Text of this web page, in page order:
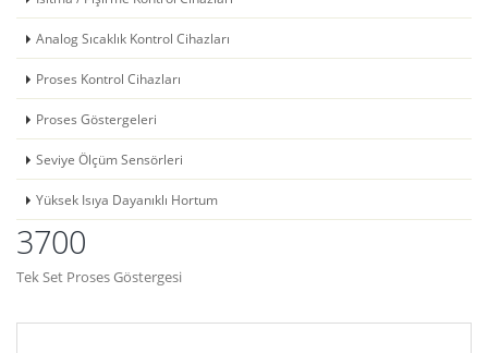
Analog Sıcaklık Kontrol Cihazları
Proses Kontrol Cihazları
Proses Göstergeleri
Seviye Ölçüm Sensörleri
Yüksek Isıya Dayanıklı Hortum
3700
Tek Set Proses Göstergesi